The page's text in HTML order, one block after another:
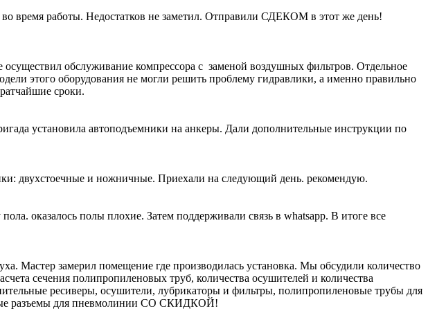
работы. Недостатков не заметил. Отправили СДЕКОМ в этот же день!
обслуживание компрессора с заменой воздушных фильтров. Отдельное
этого оборудования не могли решить проблему гидравлики, а именно правильно
сроки.
установила автоподъемники на анкеры. Дали дополнительные инструкции по
двухстоечные и ножничные. Приехали на следующий день. рекомендую.
оказалось полы плохие. Затем поддерживали связь в whatsapp. В итоге все
Мастер замерил помещение где производилась установка. Мы обсудили количество
сечения полипропиленовых труб, количества осушителей и количества
ресиверы, осушители, лубрикаторы и фильтры, полипропиленовые трубы для
разъемы для пневмолинии СО СКИДКОЙ!